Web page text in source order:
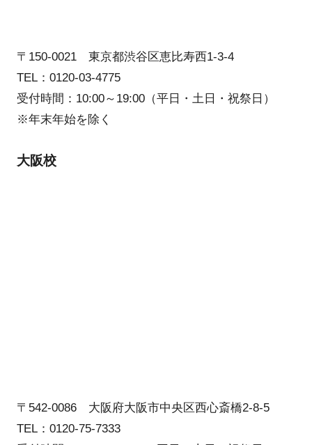
〒150-0021 東京都渋谷区恵比寿西1-3-4
TEL：0120-03-4775
受付時間：10:00～19:00（平日・土日・祝祭日）
※年末年始を除く
大阪校
〒542-0086 大阪府大阪市中央区西心斎橋2-8-5
TEL：0120-75-7333